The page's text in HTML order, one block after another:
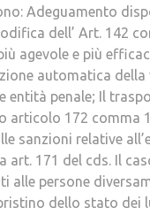
Adeguamento
dell’ Art. 142
agevole e più
automatica
entità penale; Il
articolo 172 comma
sanzioni relative
art. 171 del cds. Il
alle persone
dello stato dei